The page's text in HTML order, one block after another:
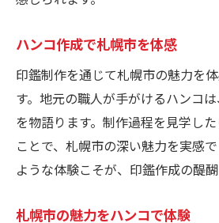
ハンコ作成で札幌市を体感
印鑑制作を通じて札幌市の魅力を
す。地元の職人が手がけるハンコ
を物語ります。制作過程を見学し
ことで、札幌市の深い魅力を実感
ような体験こそが、印鑑作成の醍醐
札幌市の魅力をハンコで体験